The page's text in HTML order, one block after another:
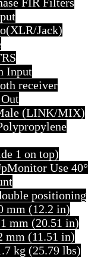
Jack)
Input
receiver
(LINK/MIX)
1 on top)
Monitor Use 40°
positioning
mm (12.2 in)
mm (20.51 in)
mm (11.51 in)
kg (25.79 lbs)